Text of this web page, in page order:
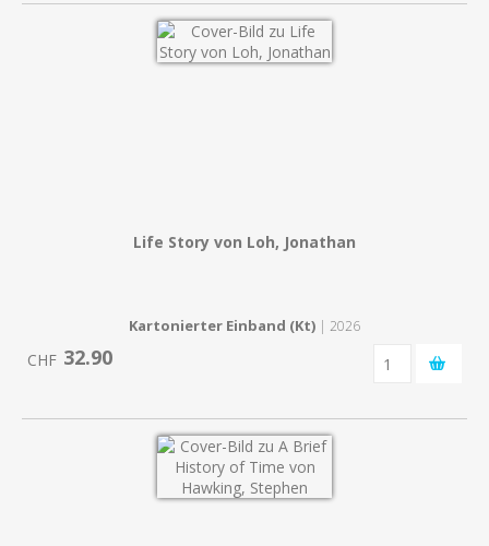
Life Story von Loh, Jonathan
Kartonierter Einband (Kt) | 2026
CHF 32.90